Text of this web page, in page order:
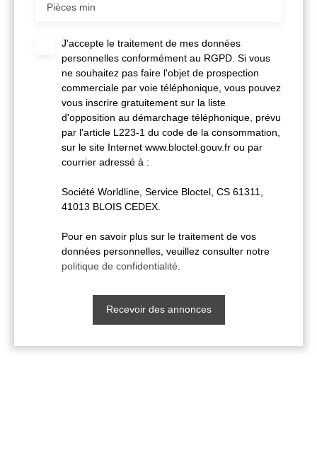
Pièces min
J'accepte le traitement de mes données
personnelles conformément au RGPD. Si vous
ne souhaitez pas faire l'objet de prospection
commerciale par voie téléphonique, vous pouvez
vous inscrire gratuitement sur la liste
d'opposition au démarchage téléphonique, prévu
par l'article L223-1 du code de la consommation,
sur le site Internet www.bloctel.gouv.fr ou par
courrier adressé à :
Société Worldline, Service Bloctel, CS 61311,
41013 BLOIS CEDEX.
Pour en savoir plus sur le traitement de vos
données personnelles, veuillez consulter notre
politique de confidentialité
Recevoir des annonces